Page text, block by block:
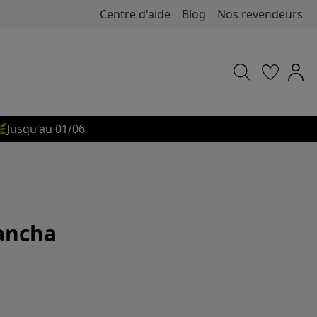
Centre d'aide Blog Nos revendeurs
Jusqu'au 01/06